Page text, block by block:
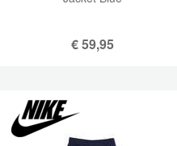
€59,95